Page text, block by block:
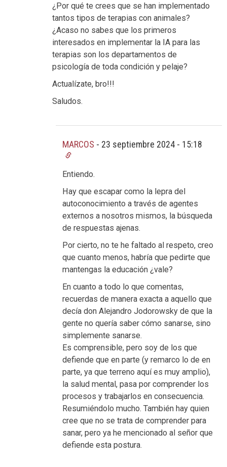
¿Por qué te crees que se han implementado
tantos tipos de terapias con animales?
¿Acaso no sabes que los primeros
interesados en implementar la IA para las
terapias son los departamentos de
psicología de toda condición y pelaje?
Actualízate, bro!!!
Saludos.
MARCOS - 23 septiembre 2024 - 15:18
Entiendo.
Hay que escapar como la lepra del
autoconocimiento a través de agentes
externos a nosotros mismos, la búsqueda
de respuestas ajenas.
Por cierto, no te he faltado al respeto, creo
que cuanto menos, habría que pedirte que
mantengas la educación ¿vale?
En cuanto a todo lo que comentas,
recuerdas de manera exacta a aquello que
decía don Alejandro Jodorowsky de que la
gente no quería saber cómo sanarse, sino
simplemente sanarse.
Es comprensible, pero soy de los que
defiende que en parte (y remarco lo de en
parte, ya que terreno aquí es muy amplio),
la salud mental, pasa por comprender los
procesos y trabajarlos en consecuencia.
Resumiéndolo mucho. También hay quien
cree que no se trata de comprender para
sanar, pero ya he mencionado al señor que
defiende esta postura.